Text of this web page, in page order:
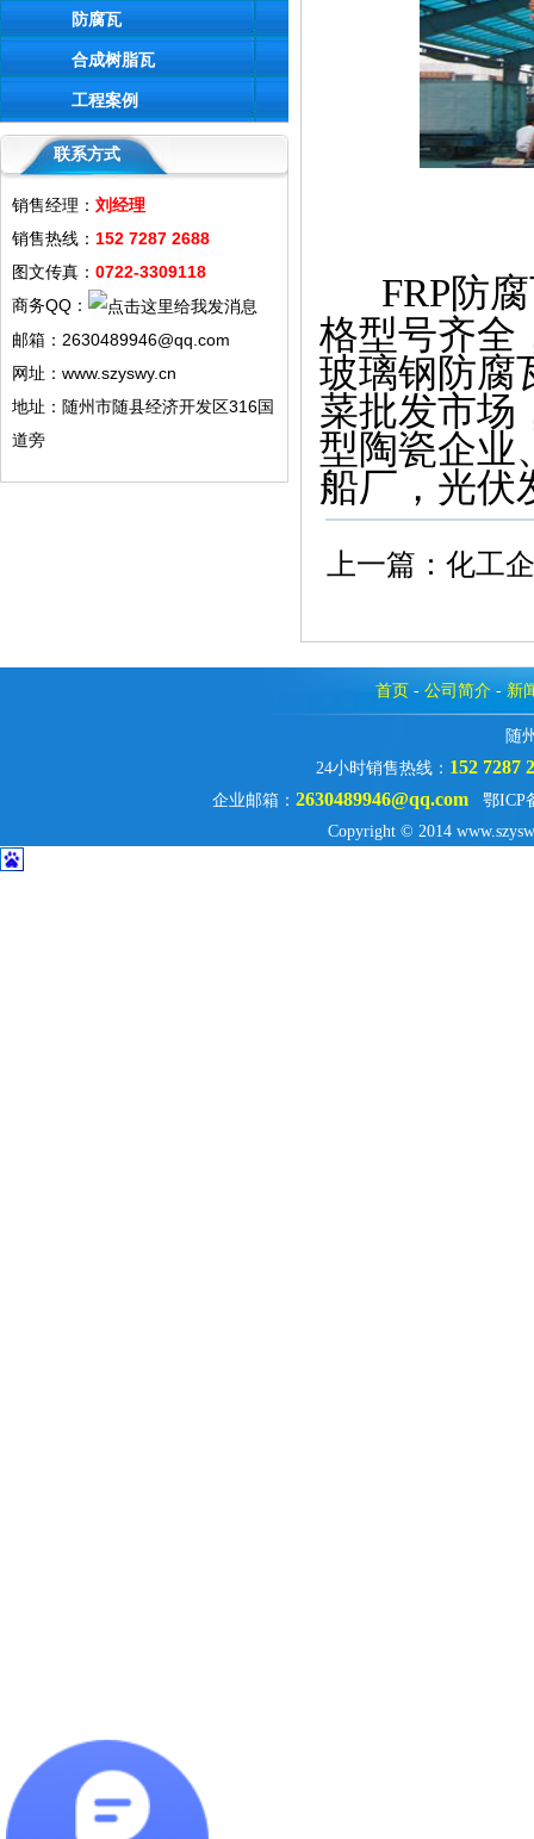
防腐瓦
合成树脂瓦
工程案例
联系方式
销售经理： 刘经理
销售热线： 152 7287 2688
图文传真： 0722-3309118
商务QQ：
邮箱：2630489946@qq.com
网址：www.szyswy.cn
地址：随州市随县经济开发区316国
道旁
FRP防
格型号齐全
玻璃钢防腐
菜批发市场
型陶瓷企业
船厂，光伏
上一篇： 化工
首页- 公司简介-新
随
24小时销售热线： 152 7287
企业邮箱： 2630489946@qq.com 鄂ICP
Copyright © 2014